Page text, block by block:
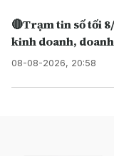
🔴Trạm tin số tối
kinh doanh,
08-08-2026, 20:58